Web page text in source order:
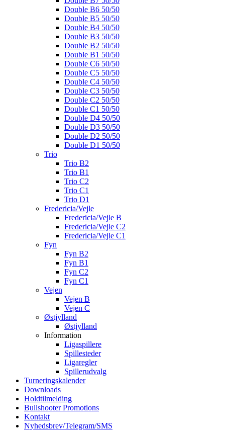
Double B6 50/50
Double B5 50/50
Double B4 50/50
Double B3 50/50
Double B2 50/50
Double B1 50/50
Double C6 50/50
Double C5 50/50
Double C4 50/50
Double C3 50/50
Double C2 50/50
Double C1 50/50
Double D4 50/50
Double D3 50/50
Double D2 50/50
Double D1 50/50
Trio
Trio B2
Trio B1
Trio C2
Trio C1
Trio D1
Fredericia/Vejle
Fredericia/Vejle B
Fredericia/Vejle C2
Fredericia/Vejle C1
Fyn
Fyn B2
Fyn B1
Fyn C2
Fyn C1
Vejen
Vejen B
Vejen C
Østjylland
Østjylland
Information
Ligaspillere
Spillesteder
Ligaregler
Spillerudvalg
Turneringskalender
Downloads
Holdtilmelding
Bullshooter Promotions
Kontakt
Nyhedsbrev/Telegram/SMS